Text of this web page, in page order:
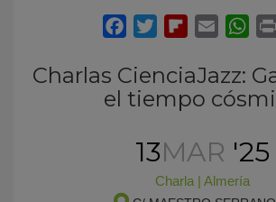
Charlas CienciaJazz:
el tiempo
13MAR '25
Charla| Almería